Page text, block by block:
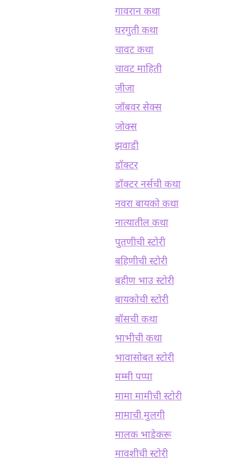
गावरान कथा
घरगुती कथा
चावट कथा
चावट माहिती
जीजा
जॉबवर सेक्स
जोक्स
झवाडी
डॉक्टर
डॉक्टर नर्सची कथा
नवरा बायको कथा
नात्यातील कथा
पुतणीची स्टोरी
बहिणीची स्टोरी
बहीण भाउ स्टोरी
बायकोची स्टोरी
बॉसची कथा
भाभीची कथा
भावासोबत स्टोरी
मम्मी पप्पा
मामा मामीची स्टोरी
मामाची मुलगी
मालक भाडेकरू
मावशीची स्टोरी